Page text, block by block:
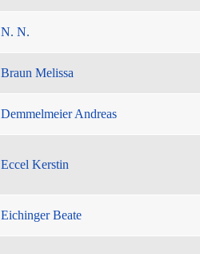
N. N.
Braun Melissa
Demmelmeier Andreas
Eccel Kerstin
Eichinger Beate